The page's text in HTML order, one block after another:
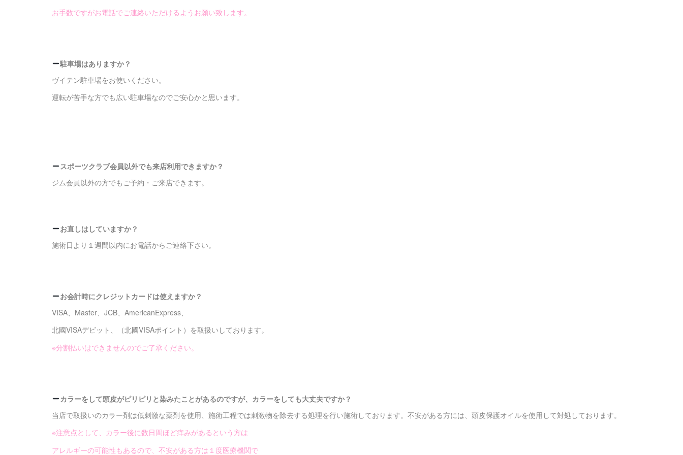
お手数ですがお電話でご連絡いただけるようお願い致します。
駐車場はありますか？
ヴイテン駐車場をお使いください。
運転が苦手な方でも広い駐車場なのでご安心かと思います。
スポーツクラブ会員以外でも来店利用できますか？
ジム会員以外の方でもご予約・ご来店できます。
お直しはしていますか？
施術日より１週間以内にお電話からご連絡下さい。
お会計時にクレジットカードは使えますか？
VISA、Master、JCB、AmericanExpress、
北國VISAデビット、（北國VISAポイント）を取扱いしております。
※分割払いはできませんのでご了承ください。
カラーをして頭皮がピリピリと染みたことがあるのですが、 カラーをしても大丈夫ですか？
当店で取扱いのカラー剤は低刺激な薬剤を使用、施術工程では刺激物を除去する処理を行い施術しております。 不安がある方には、 頭皮保護オイルを使用して対処しております。
※注意点として、 カラー後に数日間ほど痒みがあるという方は
アレルギーの可能性もあるので、 不安がある方は１度医療機関で